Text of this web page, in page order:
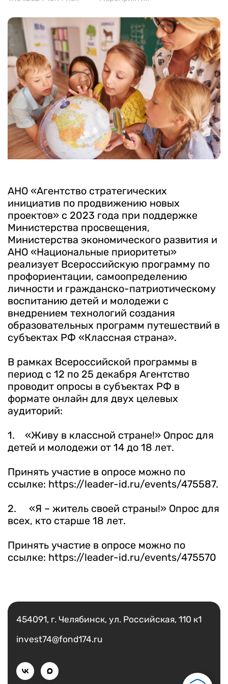
Контакты и обратная связь
8 (800) 350 24 74
Получить консультацию
АНО «Агентство стратегических
инициатив по продвижению новых
проектов» с 2023 года при поддержке
Министерства просвещения,
Министерства экономического развития и
АНО «Национальные приоритеты»
реализует Всероссийскую программу по
профориентации, самоопределению
личности и гражданско-патриотическому
воспитанию детей и молодежи с
внедрением технологий создания
образовательных программ путешествий в
субъектах РФ «Классная страна».
В рамках Всероссийской программы в
период с 12 по 25 декабря Агентство
проводит опросы в субъектах РФ в
формате онлайн для двух целевых
аудиторий:
1. «Живу в классной стране!» Опрос для
детей и молодежи от 14 до 18 лет.
Принять участие в опросе можно по
ссылке: https://leader-id.ru/events/475587.
2. «Я – житель своей страны!» Опрос для
всех, кто старше 18 лет.
Принять участие в опросе можно по
ссылке: https://leader-id.ru/events/475570
454091, г. Челябинск, ул. Российская, 110 к1
invest74@fond174.ru